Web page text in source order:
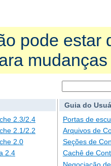
pode estar
2.3/2.4
2.1/2.2
2.0
2.4
Guia do
Portas de
Arquivos de
Seções de
Cachê de
Negociação